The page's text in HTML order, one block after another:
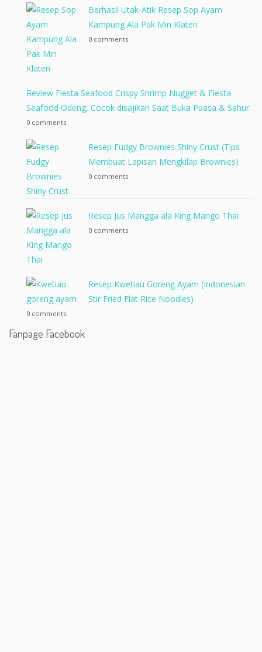
Berhasil Utak-Atik Resep Sop Ayam
Kampung Ala Pak Min Klaten
0 comments
Review Fiesta Seafood Crispy Shrimp Nugget & Fiesta
Seafood Odeng, Cocok disajikan Saat Buka Puasa & Sahur
0 comments
Resep Fudgy Brownies Shiny Crust (Tips
Membuat Lapisan Mengkilap Brownies)
0 comments
Resep Jus Mangga ala King Mango Thai
0 comments
Resep Kwetiau Goreng Ayam (Indonesian
Stir Fried Flat Rice Noodles)
0 comments
Fanpage Facebook